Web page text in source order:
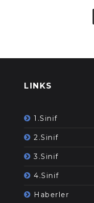
LINKS
1.Sinif
2.Sinif
3.Sinif
4.Sinif
Haberler